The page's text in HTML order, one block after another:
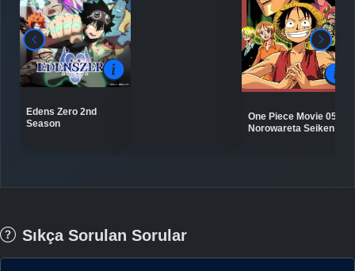
Edens Zero 2nd
Season
One Piece Movie 05:
Norowareta Seiken
Sıkça Sorulan Sorular